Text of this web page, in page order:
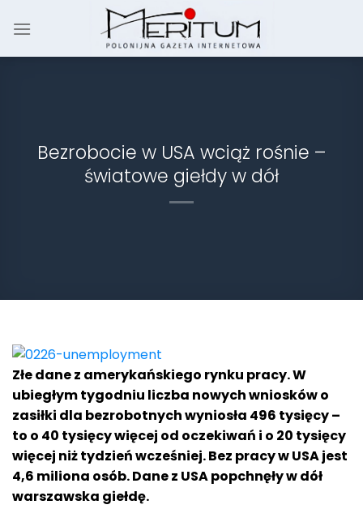
Bezrobocie w USA wciąż rośnie –
światowe giełdy w dół
Złe dane z amerykańskiego rynku pracy. W
ubiegłym tygodniu liczba nowych wniosków o
zasiłki dla bezrobotnych wyniosła 496 tysięcy –
to o 40 tysięcy więcej od oczekiwań i o 20 tysięcy
więcej niż tydzień wcześniej. Bez pracy w USA jest
4,6 miliona osób. Dane z USA popchnęły w dół
warszawska giełdę.